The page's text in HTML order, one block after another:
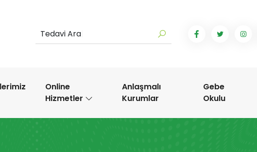
.|
Online
Hizmetler
Anlaşmalı
Kurumlar
Gebe
Okulu